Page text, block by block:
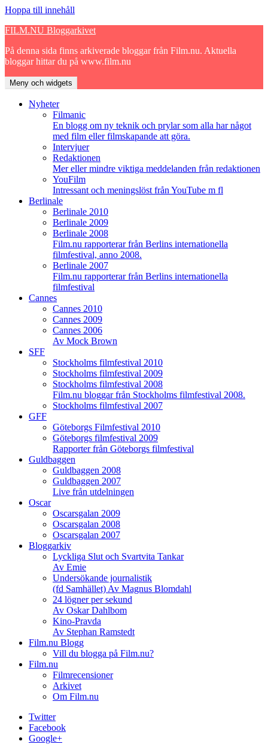
Hoppa till innehåll
FILM.NU Bloggarkivet
På denna sida finns arkiverade bloggar från Film.nu. Aktuella
bloggar hittar du på www.film.nu
Meny och widgets
Nyheter
Filmanic
En blogg om ny teknik och prylar som alla har något
med film eller filmskapande att göra.
Intervjuer
Redaktionen
Mer eller mindre viktiga meddelanden från redaktionen
YouFilm
Intressant och meningslöst från YouTube m fl
Berlinale
Berlinale 2010
Berlinale 2009
Berlinale 2008
Film.nu rapporterar från Berlins internationella
filmfestival, anno 2008.
Berlinale 2007
Film.nu rapporterar från Berlins internationella
filmfestival
Cannes
Cannes 2010
Cannes 2009
Cannes 2006
Av Mock Brown
SFF
Stockholms filmfestival 2010
Stockholms filmfestival 2009
Stockholms filmfestival 2008
Film.nu bloggar från Stockholms filmfestival 2008.
Stockholms filmfestival 2007
GFF
Göteborgs Filmfestival 2010
Göteborgs filmfestival 2009
Rapporter från Göteborgs filmfestival
Guldbaggen
Guldbaggen 2008
Guldbaggen 2007
Live från utdelningen
Oscar
Oscarsgalan 2009
Oscarsgalan 2008
Oscarsgalan 2007
Bloggarkiv
Lyckliga Slut och Svartvita Tankar
Av Emie
Undersökande journalistik
(fd Samhället) Av Magnus Blomdahl
24 lögner per sekund
Av Oskar Dahlbom
Kino-Pravda
Av Stephan Ramstedt
Film.nu Blogg
Vill du blogga på Film.nu?
Film.nu
Filmrecensioner
Arkivet
Om Film.nu
Twitter
Facebook
Google+